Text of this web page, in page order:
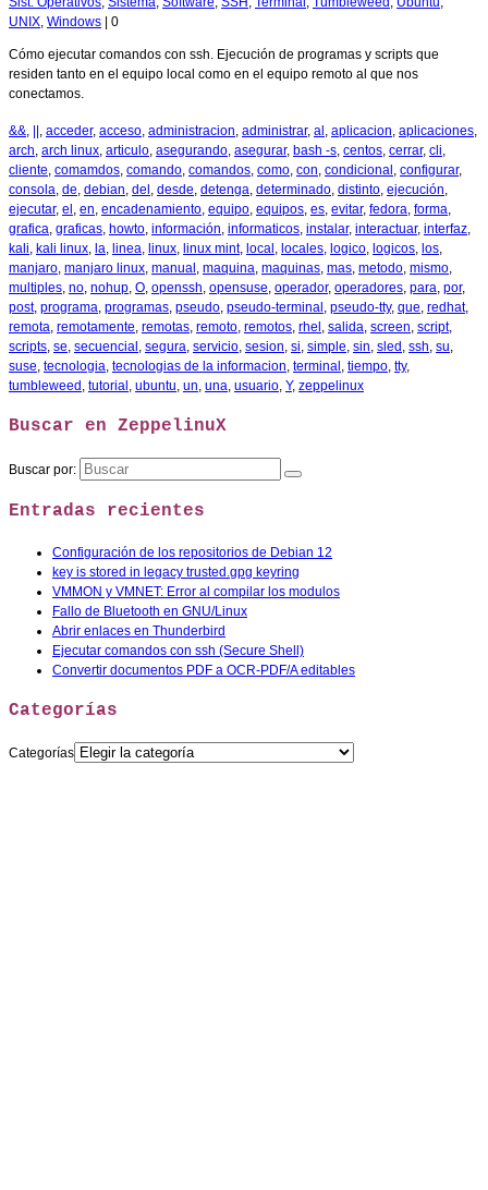
UNIX, Windows 0
Cómo ejecutar comandos con ssh. Ejecución de programas y scripts que
residen tanto en el equipo local como en el equipo remoto al que nos
conectamos.
&&, , acceder, acceso, administracion, administrar, al , aplicacion, aplicaciones,
arch, arch linux, articulo, asegurando, asegurar, bash -s, centos, cerrar, cli,
cliente, comamdos, comando, comandos, como, con, condicional , configurar,
consola, de, debian, del , desde, detenga, determinado, distinto, ejecución,
ejecutar, el , en, encadenamiento, equipo, equipos, es, evitar, fedora, forma,
grafica, graficas, howto, información, informaticos, instalar, interactuar, interfaz,
kali, kali linux, la, linea, linux, linux mint, local , locales, logico, logicos, los,
manjaro, manjaro linux, manual , maquina, maquinas, mas, metodo, mismo,
multiples, no, nohup, O, openssh, opensuse, operador, operadores, para, por,
post, programa, programas, pseudo, pseudo-terminal , pseudo-tty, que, redhat,
remota, remotamente, remotas, remoto, remotos, rhel , salida, screen, script,
scripts, se, secuencial , segura, servicio, sesion, si, simple, sin, sled , ssh, su,
suse, tecnologia, tecnologias de la informacion, terminal , tiempo, tty,
tumbleweed , tutorial , ubuntu, un, una, usuario, Y, zeppelinux
Buscar en ZeppelinuX
Buscar por:
Entradas recientes
Configuración de los repositorios de Debian 12
key is stored in legacy trusted.gpg keyring
VMMON y VMNET: Error al compilar los modulos
Fallo de Bluetooth en GNU/Linux
Abrir enlaces en Thunderbird
Ejecutar comandos con ssh (Secure Shell)
Convertir documentos PDF a OCR-PDF/A editables
Categorías
Categorías